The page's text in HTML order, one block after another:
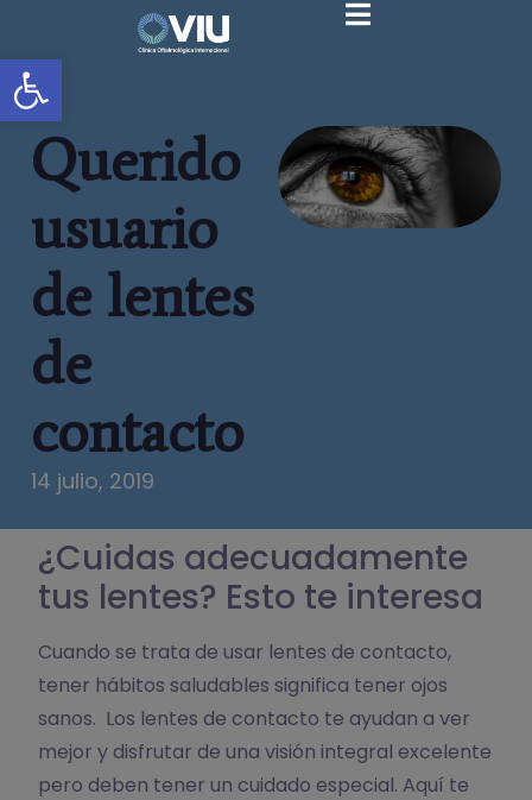
Abrir barra de herramientas
Querido
usuario
de lentes
de
contacto
14 julio, 2019
¿Cuidas adecuadamente
tus lentes? Esto te interesa
Cuando se trata de usar lentes de contacto,
tener hábitos saludables significa tener ojos
sanos. Los lentes de contacto te ayudan a ver
mejor y disfrutar de una visión integral excelente
pero deben tener un cuidado especial. Aquí te